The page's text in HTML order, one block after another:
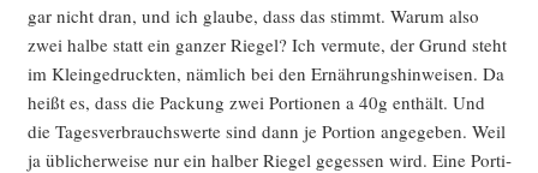
gar nicht dran, und ich glau­be, dass das stimmt. War­um also
zwei hal­be statt ein gan­zer Rie­gel? Ich ver­mu­te, der Grund steht
im Klein­ge­druck­ten, näm­lich bei den Ernäh­rungs­hin­wei­sen. Da
heißt es, dass die Packung zwei Por­tio­nen a 40g ent­hält. Und
die Tages­ver­brauchs­wer­te sind dann je Por­ti­on ange­ge­ben. Weil
ja übli­cher­wei­se nur ein hal­ber Rie­gel geges­sen wird. Eine Por­ti­